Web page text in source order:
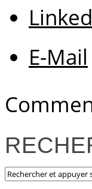
E-Mail